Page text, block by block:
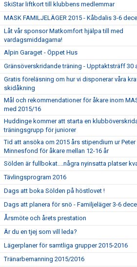
SkiStar liftkort till klubbens medlemmar
MASK FAMILJELÄGER 2015 - Kåbdalis 3-6
Låt vår sponsor Matkomfort hjälpa till med
vardagsmiddagarna!
Alpin Garaget - Öppet Hus
Gränsöverskridande träning - Upptaktsträff 30
Gratis föreläsning om hur vi disponerar våra
skidåkning
Mål och rekommendationer för åkare inom
med 2015/16
Huddinge kommer att starta en
träningsgrupp för juniorer
Tid att ansöka om 2015 års stipendium ur
Minnesfond för åkare mellan 12-16 år
Sölden är fullbokat....några nyinsatta platser
Tävlingsprogram 2016
Dags att boka Sölden på höstlovet !
Dags att planera för snö - Familjeläger 3-6
Årsmöte och årets prestation
Är du en tjej som vill leda?
Lägerplaner för samtliga grupper 2015-2016
Tränarbemanning 2015/2016